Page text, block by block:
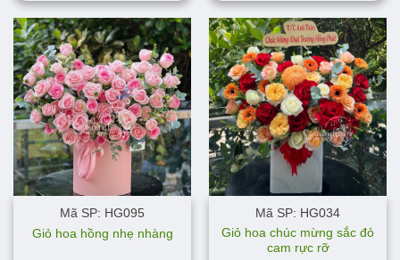
Mã SP: HG095
Giỏ hoa hồng nhẹ nhàng
Mã SP: HG034
Giỏ hoa chúc mừng sắc đỏ
cam rực rỡ